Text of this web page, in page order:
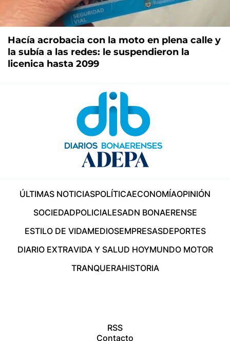
Hacía acrobacia con la moto en plena calle y
la subía a las redes: le suspendieron la
licenica hasta 2099
ÚLTIMAS NOTICIASPOLÍTICAECONOMÍAOPINIÓN
SOCIEDADPOLICIALESADN BONAERENSE
ESTILO DE VIDAMEDIOSEMPRESASDEPORTES
DIARIO EXTRAVIDA Y SALUD HOYMUNDO MOTOR
TRANQUERAHISTORIA
RSS
Contacto